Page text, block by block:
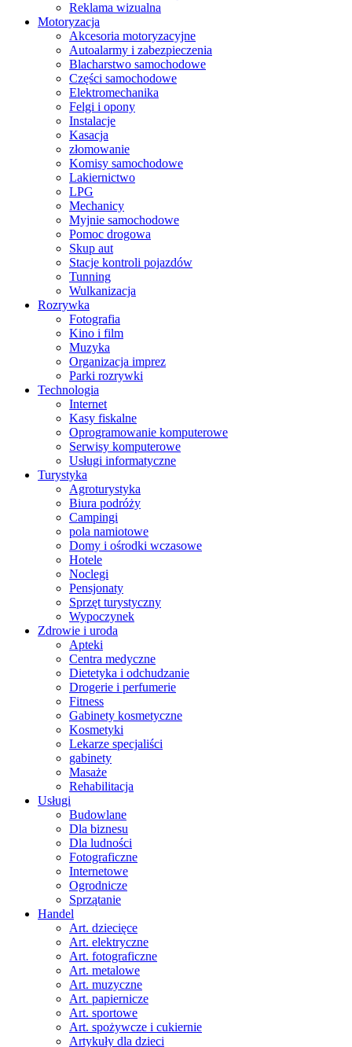
Reklama wizualna
Motoryzacja
Akcesoria motoryzacyjne
Autoalarmy i zabezpieczenia
Blacharstwo samochodowe
Części samochodowe
Elektromechanika
Felgi i opony
Instalacje
Kasacja
złomowanie
Komisy samochodowe
Lakiernictwo
LPG
Mechanicy
Myjnie samochodowe
Pomoc drogowa
Skup aut
Stacje kontroli pojazdów
Tunning
Wulkanizacja
Rozrywka
Fotografia
Kino i film
Muzyka
Organizacja imprez
Parki rozrywki
Technologia
Internet
Kasy fiskalne
Oprogramowanie komputerowe
Serwisy komputerowe
Usługi informatyczne
Turystyka
Agroturystyka
Biura podróży
Campingi
pola namiotowe
Domy i ośrodki wczasowe
Hotele
Noclegi
Pensjonaty
Sprzęt turystyczny
Wypoczynek
Zdrowie i uroda
Apteki
Centra medyczne
Dietetyka i odchudzanie
Drogerie i perfumerie
Fitness
Gabinety kosmetyczne
Kosmetyki
Lekarze specjaliści
gabinety
Masaże
Rehabilitacja
Usługi
Budowlane
Dla biznesu
Dla ludności
Fotograficzne
Internetowe
Ogrodnicze
Sprzątanie
Handel
Art. dziecięce
Art. elektryczne
Art. fotograficzne
Art. metalowe
Art. muzyczne
Art. papiernicze
Art. sportowe
Art. spożywcze i cukiernie
Artykuły dla dzieci